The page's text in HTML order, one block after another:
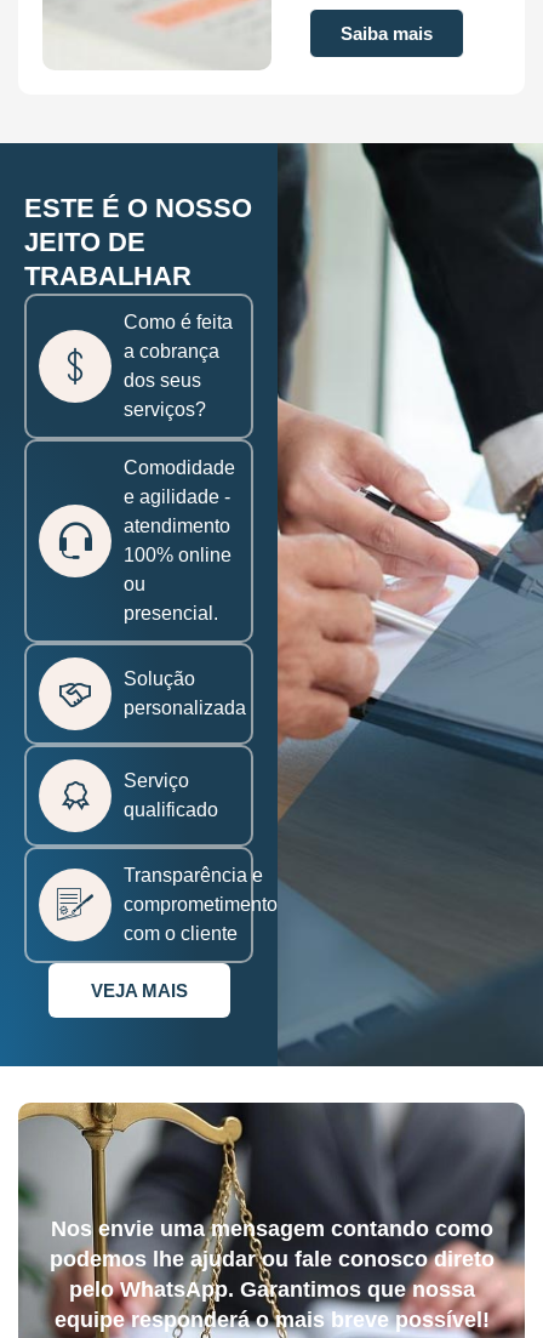
Saiba mais
ESTE É O NOSSO
JEITO DE
TRABALHAR
Como é feita
a cobrança
dos seus
serviços?
Comodidade
e agilidade -
atendimento
100% online
ou
presencial.
Solução
personalizada
Serviço
qualificado
Transparência e
comprometimento
com o cliente
VEJA MAIS
Nos envie uma mensagem contando como
podemos lhe ajudar ou fale conosco direto
pelo WhatsApp. Garantimos que nossa
equipe responderá o mais breve possível!